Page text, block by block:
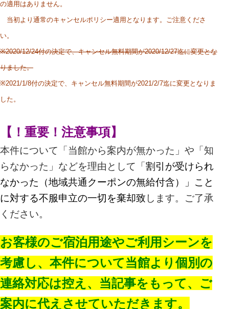
の適用はありません。
当初より通常のキャンセルポリシー適用となります。ご注意くださ
い。
※2020/12/24付の決定で、キャンセル無料期間が2020/12/27迄に変更とな
りました。
※2021/1/8付の決定で、キャンセル無料期間が2021/2/7迄に変更となりま
した。
【！重要！注意事項】
本件について「当館から案内が無かった」や「知
らなかった」などを理由として「割引が受けられ
なかった（地域共通クーポンの無給付含）」こと
に対する不服申立の一切を棄却致します。ご了承
ください。
お客様のご宿泊用途やご利用シーンを
考慮し、本件について当館より個別の
連絡対応は控え、当記事をもって、ご
案内に代えさせていただきます。